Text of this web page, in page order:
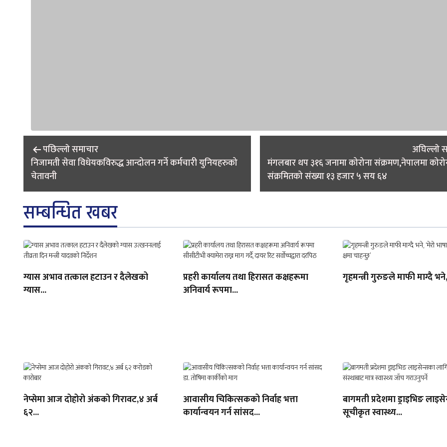
Post
navigation
पछिल्लाे समाचार
निजामती सेवा विधेयकविरुद्ध आन्दोलन गर्ने कर्मचारी युनियहरुको
चेतावनी
अघिल्लाे
मंगलबार थप ३१६ जनामा कोरोना संक्रमण,नेपालमा
संक्रमितको संख्या १३ हजार ५ सय ६४
सम्बन्धित खबर
ग्यास अभाव तत्काल हटाउन र दैलेखको
ग्यास...
प्रहरी कार्यालय तथा हिरासत कक्षहरूमा
अनिवार्य रूपमा...
गृहमन्त्री गुरुङले माफी माग्दै भने,
नेप्सेमा आज दोहोरो अंकको गिरावट,४ अर्ब
६२...
आवासीय चिकित्सकको निर्वाह भत्ता
कार्यान्वयन गर्न सांसद...
बागमती प्रदेशमा ड्राइभिङ
सूचीकृत स्वास्थ्य...